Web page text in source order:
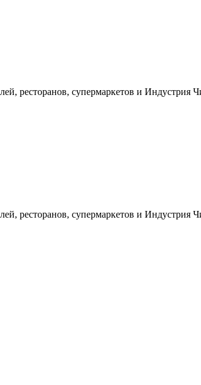
ресторанов, супермаркетов и Индустрия
ресторанов, супермаркетов и Индустрия